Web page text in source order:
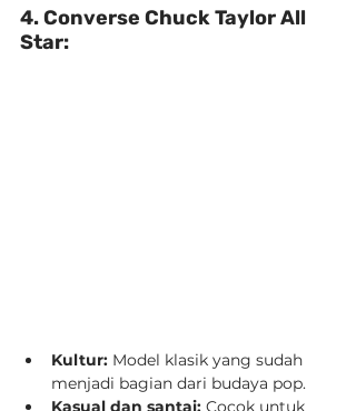
4. Converse Chuck Taylor All
Star:
Kultur: Model klasik yang sudah
menjadi bagian dari budaya pop.
Kasual dan santai: Cocok untuk